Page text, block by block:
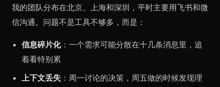
我的团队分布在北京、上海和深圳，平时主要用飞书和微
信沟通。问题不是工具不够多，而是：
信息碎片化：一个需求可能分散在十几条消息里，追
着看特别累
上下文丢失 ：周一讨论的决策，周五做的时候发现理